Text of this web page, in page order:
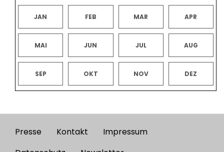
JAN FEB MAR APR
MAI JUN JUL AUG
SEP OKT NOV DEZ
Footer
Presse Kontakt
Impressum